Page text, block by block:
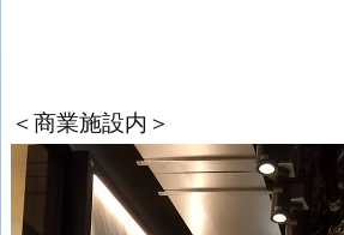
＜商業施設内＞